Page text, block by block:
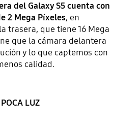
del Galaxy S5 cuenta con
2 Mega Píxeles, en
trasera, que tiene 16 Mega
que la cámara delantera
y lo que captemos con
calidad.
LUZ